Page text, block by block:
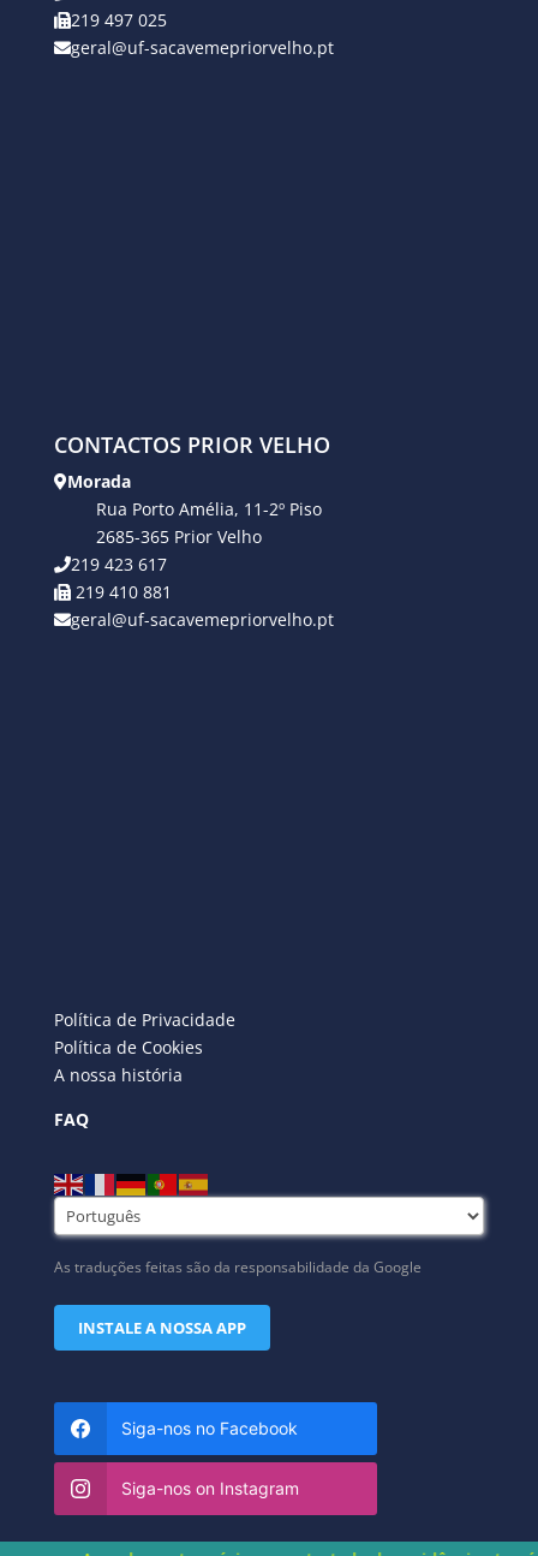
219 497 025
geral@uf-sacavemepriorvelho.pt
CONTACTOS PRIOR VELHO
Morada
Rua Porto Amélia, 11-2º Piso
2685-365 Prior Velho
219 423 617
219 410 881
geral@uf-sacavemepriorvelho.pt
Política de Privacidade
Política de Cookies
A nossa história
FAQ
As traduções feitas são da responsabilidade da Google
INSTALE A NOSSA APP
Siga-nos no Facebook
Siga-nos on Instagram